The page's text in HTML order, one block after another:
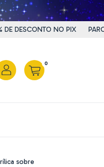
NO PIX PARCELE
0
sobre